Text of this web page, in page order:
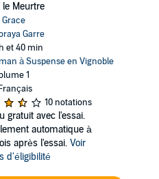
le Meurtre
Grace
Garre
et 40 min
à Suspense en Vignoble
1
10 notations
gratuit avec l'essai.
automatique à
après l'essai. Voir
d'éligibilité